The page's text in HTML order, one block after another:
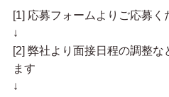
[1] 応募フォームよりご応募く
↓
[2] 弊社より面接日程の調整
ます
↓